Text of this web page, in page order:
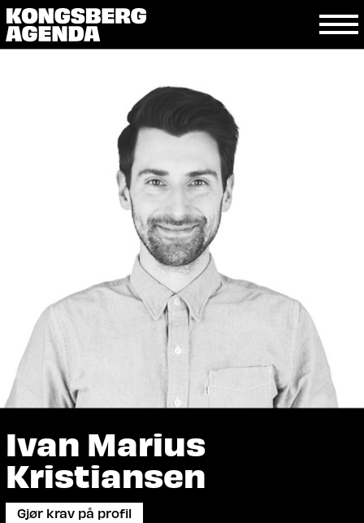
Ivan Marius
Kristiansen
Gjør krav på profil